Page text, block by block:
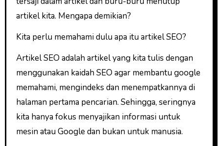
artikel kita. Mengapa demikian?
Kita perlu memahami dulu apa itu artikel SEO?
Artikel SEO adalah artikel yang kita tulis dengan
menggunakan kaidah SEO agar membantu google
memahami, mengindeks dan menempatkannya di
halaman pertama pencarian. Sehingga, seringnya
kita hanya fokus menyajikan informasi untuk
mesin atau Google dan bukan untuk manusia.